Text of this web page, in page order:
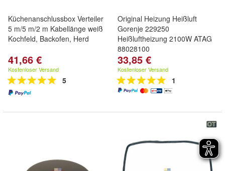
Küchenanschlussbox Verteiler
5 m/5 m/2 m Kabellänge weiß
Kochfeld, Backofen, Herd
41,66 €
Kostenloser Versand
5
Original Heizung Heißluft
Gorenje 229250
Heißluftheizung 2100W ATAG
88028100
33,85 €
Kostenloser Versand
1